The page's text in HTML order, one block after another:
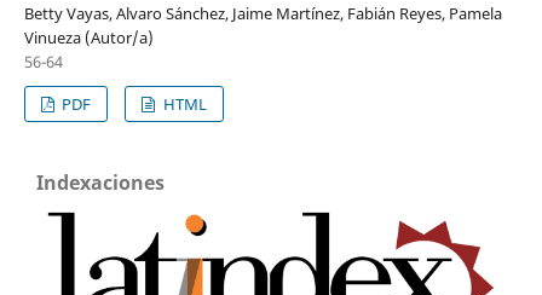
Betty Vayas, Alvaro Sánchez, Jaime Martínez, Fabián Reyes, Pamela
Vinueza (Autor/a)
56-64
PDF
HTML
Indexaciones